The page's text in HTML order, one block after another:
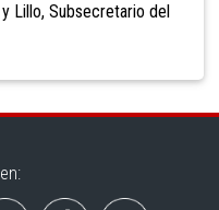
Lillo, Subsecretario del